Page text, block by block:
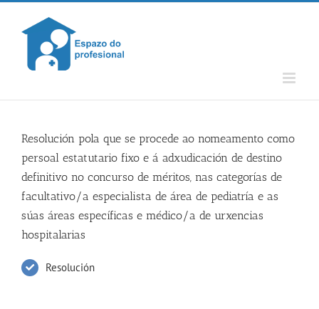
Skip
content
Resolución pola que se procede ao nomeamento como
persoal estatutario fixo e á adxudicación de destino
definitivo no concurso de méritos, nas categorías de
facultativo/a especialista de área de pediatría e as
súas áreas específicas e médico/a de urxencias
hospitalarias
Resolución